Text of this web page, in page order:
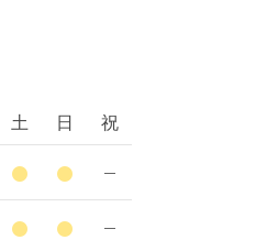
土 日 祝